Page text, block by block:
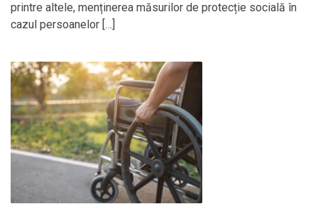
printre altele, menținerea măsurilor de protecție socială în
cazul persoanelor […]